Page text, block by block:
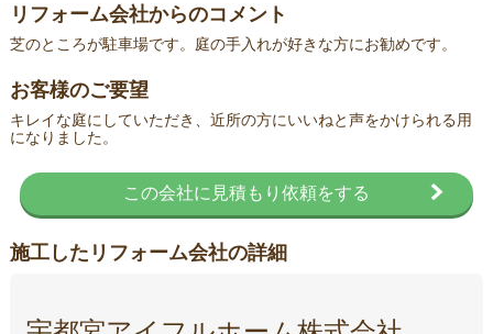
リフォーム会社からのコメント
芝のところが駐車場です。庭の手入れが好きな方にお勧めです。
お客様のご要望
キレイな庭にしていただき、近所の方にいいねと声をかけられる用
になりました。
この会社に見積もり依頼をする
施工したリフォーム会社の詳細